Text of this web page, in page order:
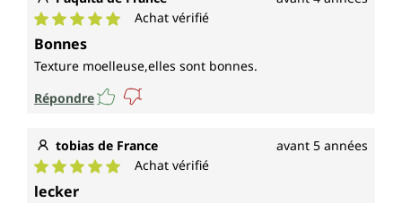
Note moyenne de 5 sur 5 étoiles
Achat vérifié
Bonnes
Texture moelleuse,elles sont bonnes.
Répondre
tobias de France avant 5 années
Note moyenne de 5 sur 5 étoiles
Achat vérifié
lecker